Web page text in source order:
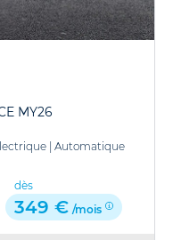
MY26
Automatique
dès
349 € /mois